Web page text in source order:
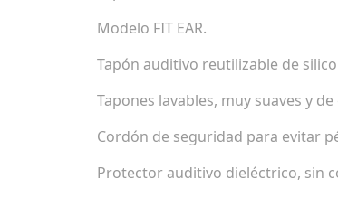
Modelo FIT EAR.
Tapón auditivo reutilizable de
Tapones lavables, muy suaves y
Cordón de seguridad para evitar
Protector auditivo dieléctrico, sin